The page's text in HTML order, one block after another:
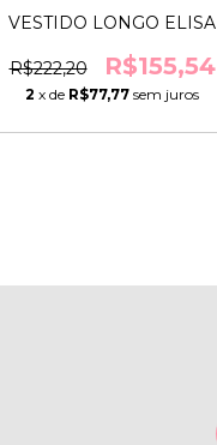
VESTIDO LONGO ELISA
R$222,20 R$155,54
2 x de R$77,77 sem juros